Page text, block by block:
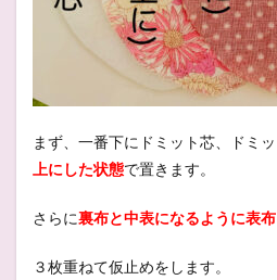
まず、一番下にドミット芯、ドミ
上にした状態で置きます。
さらに裏布と中表になるように表布
３枚重ねて仮止めをします。